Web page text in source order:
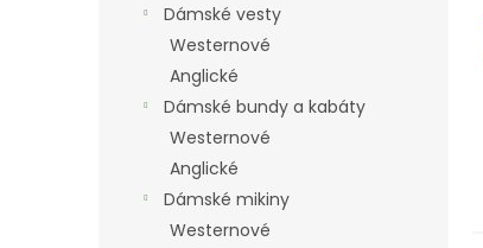
Dámské vesty
Westernové
Anglické
Dámské bundy a kabáty
Westernové
Anglické
Dámské mikiny
Westernové